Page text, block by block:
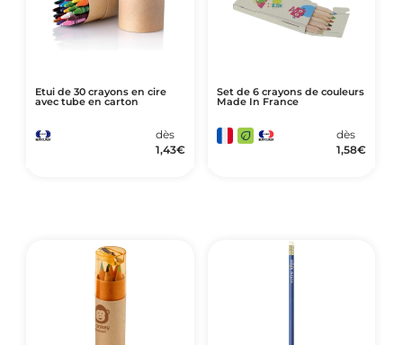
Etui de 30 crayons en cire
avec tube en carton
dès
1,43€
Set de 6 crayons de couleurs
Made In France
dès
1,58€